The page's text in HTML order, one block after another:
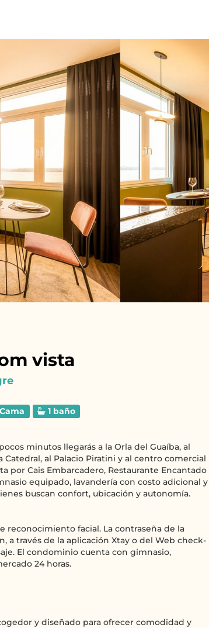
vista
1 baño
minutos llegarás a la Orla del Guaíba, al
Catedral, al Palacio Piratini y al centro comercial
por Cais Embarcadero, Restaurante Encantado
equipado, lavandería con costo adicional y
buscan confort, ubicación y autonomía.
reconocimiento facial. La contraseña de la
a través de la aplicación Xtay o del Web check-
El condominio cuenta con gimnasio,
24 horas.
y diseñado para ofrecer comodidad y